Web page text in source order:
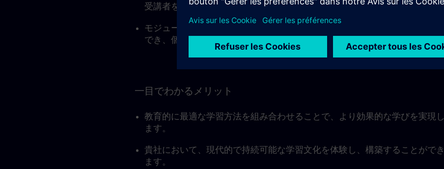
受講者をサポートします。
モジュール構成により、学習ユニットを日常業務に無理なく組み込むことが
でき、個々の学習ペースに合わせて進められます。
一目でわかるメリット
教育的に最適な学習方法を組み合わせることで、より効果的な学びを実現し
ます。
貴社において、現代的で持続可能な学習文化を体験し、構築することができ
ます。